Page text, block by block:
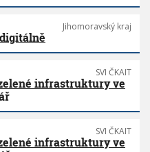
Jihomoravský kraj
SVI ČKAIT
infrastruktury ve
SVI ČKAIT
infrastruktury ve